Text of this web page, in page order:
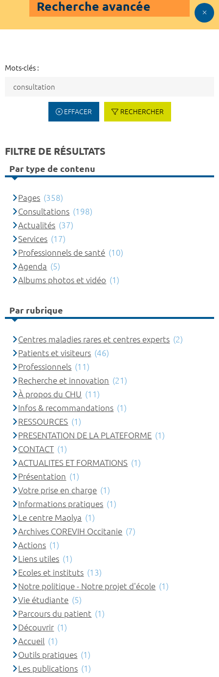
Recherche avancée
Mots-clés :
EFFACER RECHERCHER
FILTRE DE RÉSULTATS
Par type de contenu
Pages (358)
Consultations (198)
Actualités (37)
Services (17)
Professionnels de santé (10)
Agenda (5)
Albums photos et vidéo (1)
Par rubrique
Centres maladies rares et centres experts (2)
Patients et visiteurs (46)
Professionnels (11)
Recherche et innovation (21)
À propos du CHU (11)
Infos & recommandations (1)
RESSOURCES (1)
PRESENTATION DE LA PLATEFORME (1)
CONTACT (1)
ACTUALITES ET FORMATIONS (1)
Présentation (1)
Votre prise en charge (1)
Informations pratiques (1)
Le centre Maolya (1)
Archives COREVIH Occitanie (7)
Actions (1)
Liens utiles (1)
Ecoles et instituts (13)
Notre politique - Notre projet d'école (1)
Vie étudiante (5)
Parcours du patient (1)
Découvrir (1)
Accueil (1)
Outils pratiques (1)
Les publications (1)